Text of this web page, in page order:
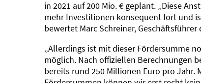
in 2021 auf 200 Mio. € geplant. „Diese
mehr Investitionen konsequent fort und
bewertet Marc Schreiner, Geschäftsführer
„Allerdings ist mit dieser Fördersumme
möglich. Nach offiziellen Berechnungen
bereits rund 250 Millionen Euro pro